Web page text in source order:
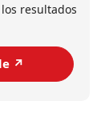
resultados
↗️